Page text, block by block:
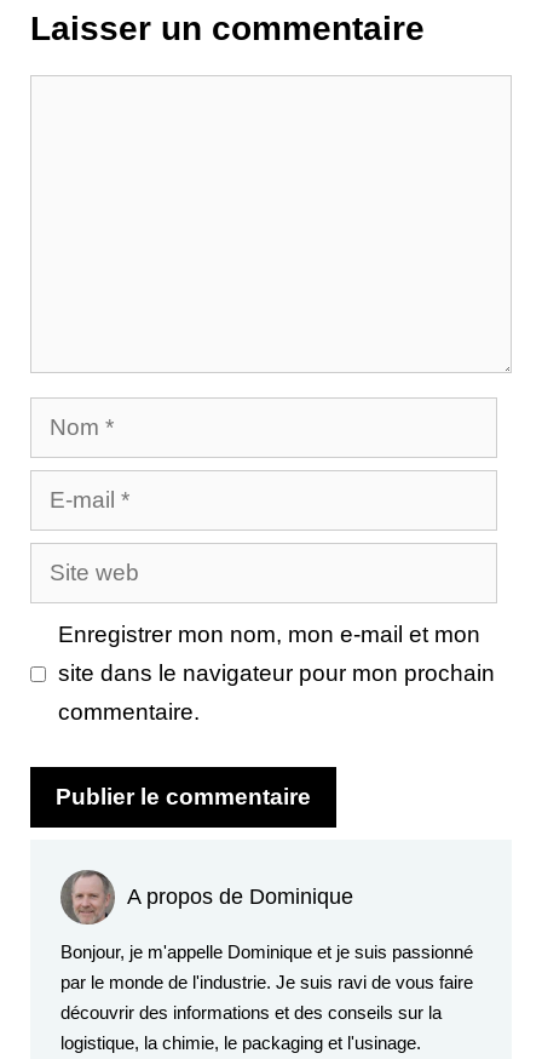
Laisser un commentaire
Nom
E-
mail
Site
web
Enregistrer mon nom, mon e-mail et mon
site dans le navigateur pour mon prochain
commentaire.
A propos de Dominique
Bonjour, je m'appelle Dominique et je suis passionné
par le monde de l'industrie. Je suis ravi de vous faire
découvrir des informations et des conseils sur la
logistique, la chimie, le packaging et l'usinage.